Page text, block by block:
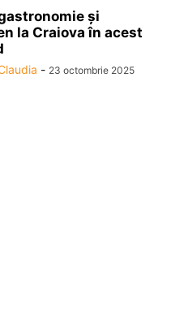
și
la Craiova în acest
- 23 octombrie 2025